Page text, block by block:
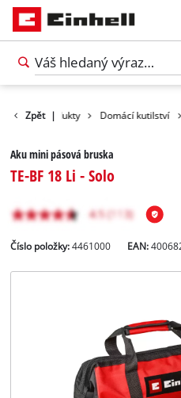
čeština
Zpět |
Produkty Domácí kutilství
Aku mini pásová bruska
TE-BF 18 Li - Solo
Číslo položky: 4461000 EAN: